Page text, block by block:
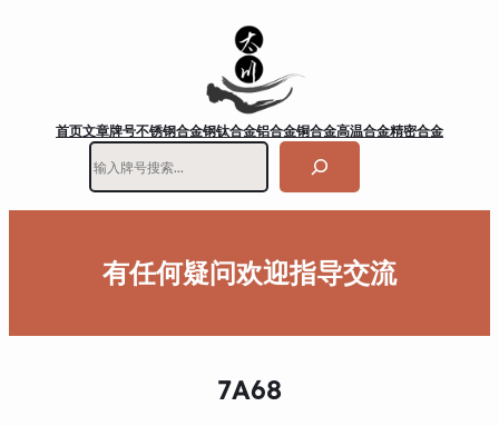
首页文章牌号不锈钢合金钢钛合金铝合金铜合金高温合金精密合金
有任何疑问欢迎指导交流
7A68